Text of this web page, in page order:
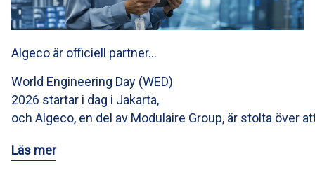
Algeco är officiell partner…
World Engineering Day (WED)
2026 startar i dag i Jakarta,
och Algeco, en del av Modulaire Group, är stolta över
Läs mer